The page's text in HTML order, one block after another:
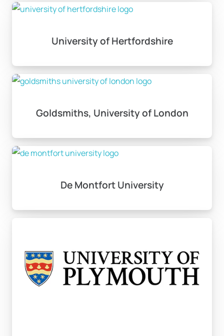
University of Hertfordshire
Goldsmiths, University of London
De Montfort University